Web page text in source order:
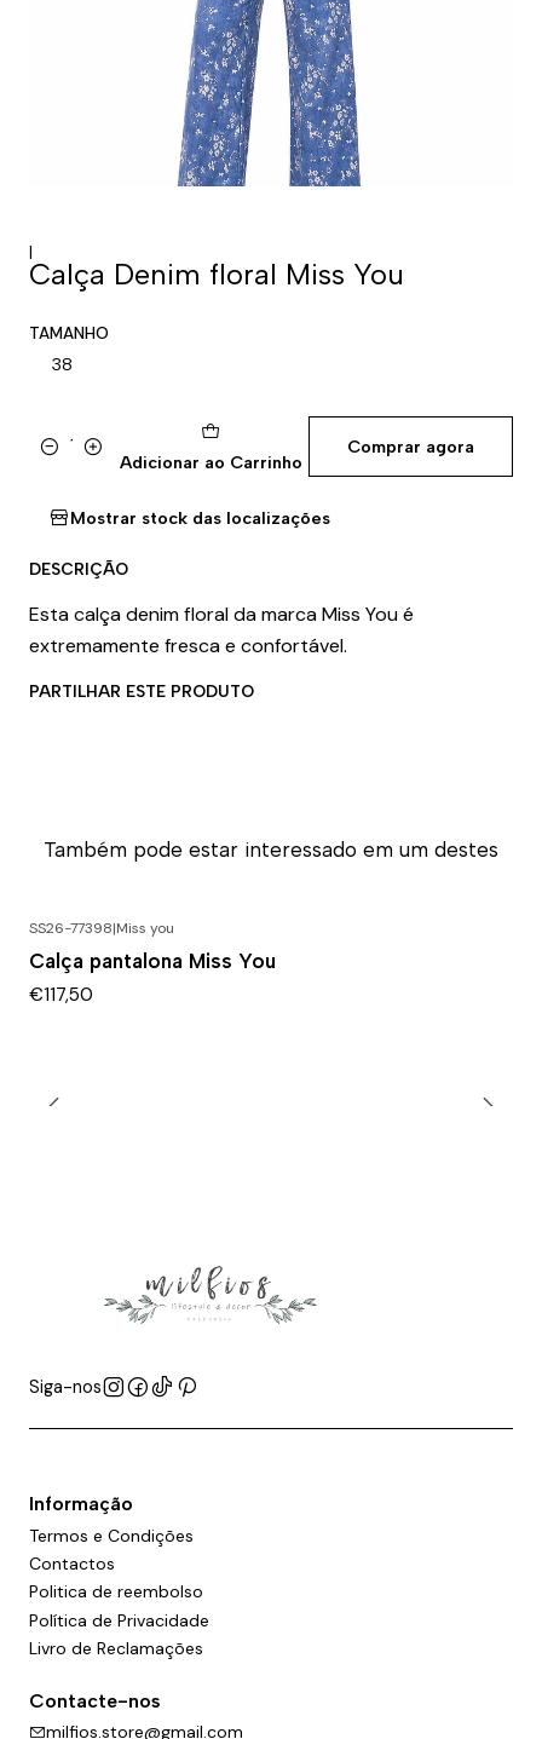
|
Calça Denim floral Miss You
TAMANHO
38
QuantidadeAdicionar ao Carrinho
Comprar agora
Mostrar stock das localizações
DESCRIÇÃO
Esta calça denim floral da marca Miss You é
extremamente fresca e confortável.
PARTILHAR ESTE PRODUTO
Também pode estar interessado em um destes
SS26-77398|Miss you
Calça pantalona Miss You
€117,50
Siga-nos
Informação
Termos e Condições
Contactos
Politica de reembolso
Política de Privacidade
Livro de Reclamações
Contacte-nos
milfios.store@gmail.com